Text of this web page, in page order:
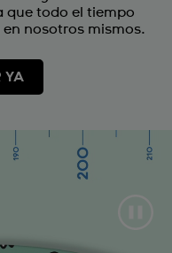
que todo el tiempo
nosotros mismos.
YA